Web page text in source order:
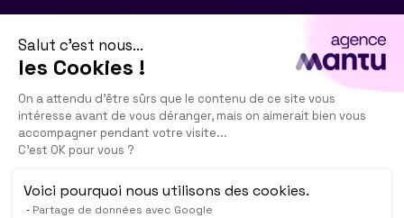
Salut c'est nous...
les Cookies !
On a attendu d'être sûrs que le contenu de ce site vous
intéresse avant de vous déranger, mais on aimerait bien vous
accompagner pendant votre visite...
C'est OK pour vous ?
Voici pourquoi nous utilisons des cookies.
Partage de données avec Google